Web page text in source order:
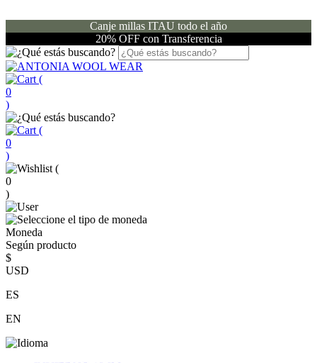
Canje millas ITAU todo el año
20% OFF con Transferencia
(
0
)
(
0
)
(
0
)
Moneda
Según producto
$
USD
ES
EN